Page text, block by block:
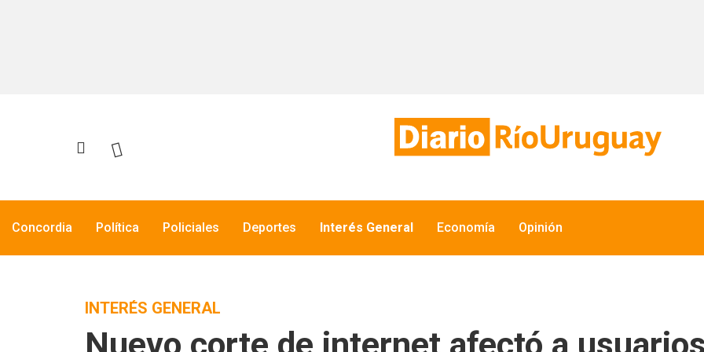
Concordia Política Policiales Deportes Interés General Economía Opinión
INTERÉS GENERAL
Nuevo corte de internet afectó a